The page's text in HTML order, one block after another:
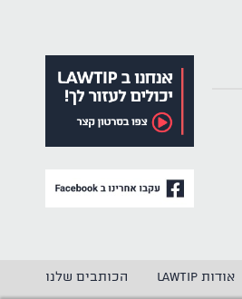
אודות LAWTIP הכותבים שלנו